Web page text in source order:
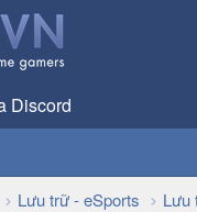
Discord
Lưu trữ - eSports Lưu